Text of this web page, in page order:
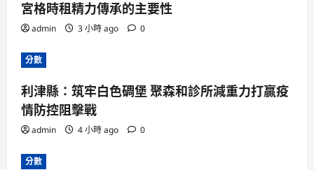
宮格時租精力傳承的主要性
admin 3 小時 ago 0
分數
利津縣：筑牢白色碉堡 聚森和診所減重力打贏疫
情防控阻擊戰
admin 4 小時 ago 0
分數